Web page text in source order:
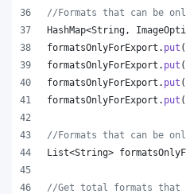
//Formats that can be
HashMap<String ,
formatsOnlyForExport . put (
formatsOnlyForExport . put (
formatsOnlyForExport . put (
formatsOnlyForExport . put (
//Formats that can be
List<String>
//Get total formats that